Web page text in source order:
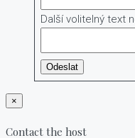
x
p
o
Další volitelný text
Odeslat
×
Contact the host